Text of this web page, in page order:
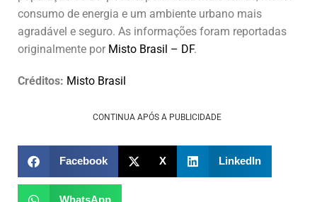
consumo de energia e um ambiente urbano mais
agradável e seguro. As informações foram reportadas
originalmente por Misto Brasil – DF.
Créditos: Misto Brasil
CONTINUA APÓS A PUBLICIDADE
Facebook X LinkedIn